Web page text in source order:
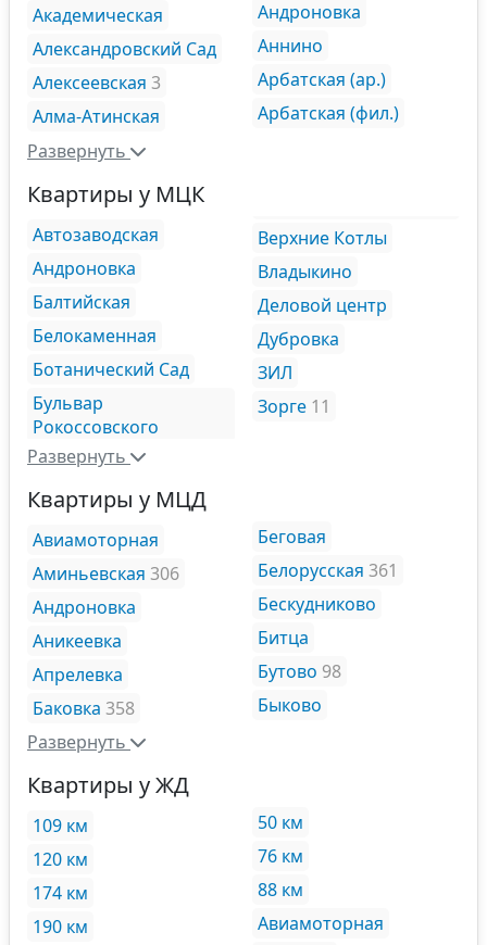
Академическая
Александровский Сад
Алексеевская 3
Алма-Атинская
Андроновка
Аннино
Арбатская (ар.)
Арбатская (фил.)
Развернуть
Квартиры у МЦК
Автозаводская
Андроновка
Балтийская
Белокаменная
Ботанический Сад
Бульвар
Рокоссовского
Верхние Котлы
Владыкино
Деловой центр
Дубровка
ЗИЛ
Зорге 11
Развернуть
Квартиры у МЦД
Авиамоторная
Аминьевская 306
Андроновка
Аникеевка
Апрелевка
Баковка 358
Беговая
Белорусская 361
Бескудниково
Битца
Бутово 98
Быково
Развернуть
Квартиры у ЖД
109 км
120 км
174 км
190 км
50 км
76 км
88 км
Авиамоторная